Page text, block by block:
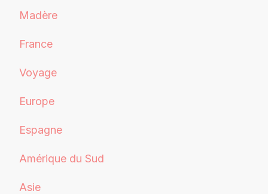
Madère
France
Voyage
Europe
Espagne
Amérique du Sud
Asie